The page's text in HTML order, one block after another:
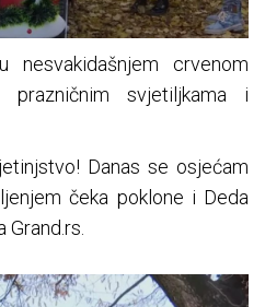
crvenom
prazničnim svjetiljkama i
Danas se osjećam
čeka poklone i Deda
Grand.rs.